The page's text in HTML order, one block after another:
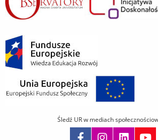
Śledź UR w mediach